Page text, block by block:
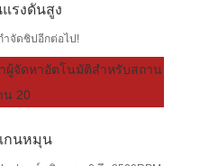
รงดันสูง
จัดชิปอีกต่อไป!
กนหมุน